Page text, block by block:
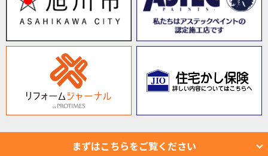
まずはこちらをご覧ください